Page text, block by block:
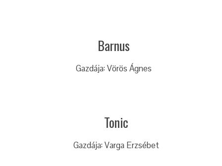
Barnus
Gazdája: Vörös Ágnes
Tonic
Gazdája: Varga Erzsébet